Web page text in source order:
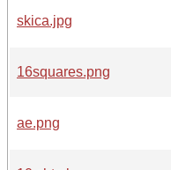
skica.jpg
16squares.png
ae.png